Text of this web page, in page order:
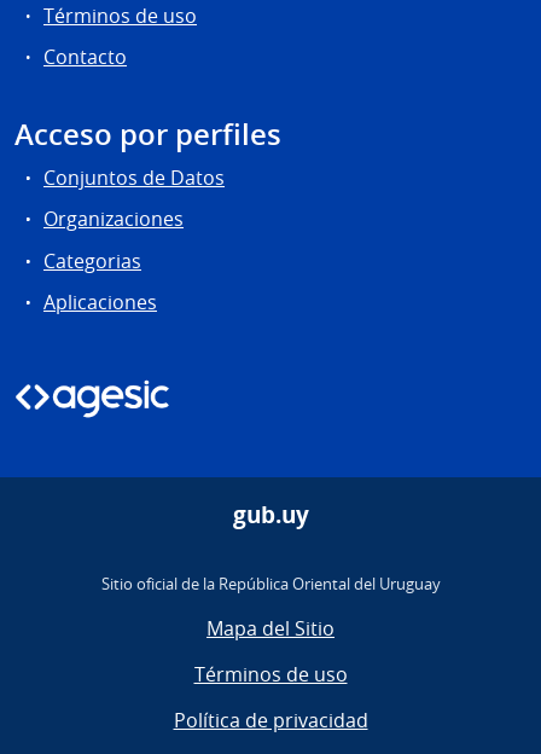
Términos de uso
Contacto
Acceso por perfiles
Conjuntos de Datos
Organizaciones
Categorias
Aplicaciones
gub.uy
Sitio oficial de la República Oriental del Uruguay
Mapa del Sitio
Términos de uso
Política de privacidad